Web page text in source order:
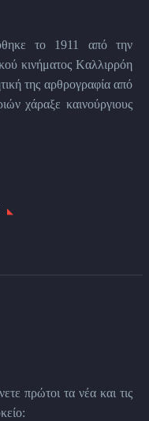
το 1911 από την
κινήματος Kαλλιρρόη
της αρθρογραφία από
χάραξε καινούργιους
πρώτοι τα νέα και τις